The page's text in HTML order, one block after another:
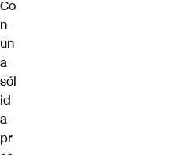
Co
n
un
a
sól
id
a
pr